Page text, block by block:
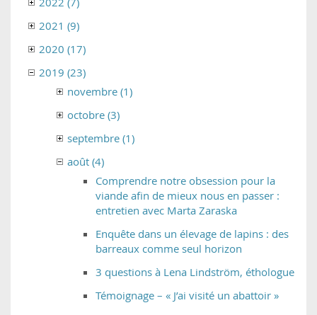
2021 (9)
2020 (17)
2019 (23)
novembre (1)
octobre (3)
septembre (1)
août (4)
Comprendre notre obsession pour la
viande afin de mieux nous en passer :
entretien avec Marta Zaraska
Enquête dans un élevage de lapins : des
barreaux comme seul horizon
3 questions à Lena Lindström, éthologue
Témoignage – « J’ai visité un abattoir »